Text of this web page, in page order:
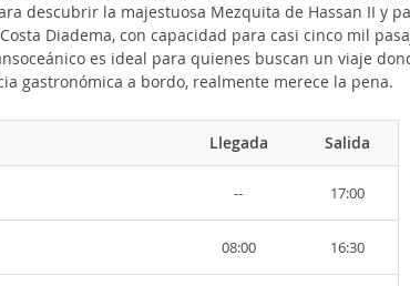
descubrir la majestuosa Mezquita de Hassan II y
Diadema, con capacidad para casi cinco mil
es ideal para quienes buscan un viaje
gastronómica a bordo, realmente merece la pena.
Llegada Salida
-- 17:00
08:00 16:30